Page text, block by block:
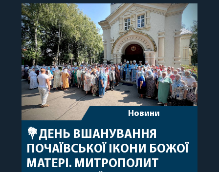
побажавши йому міцного здоров’я, Божої
допомоги, миру, духовної радості та
благословенних успіхів у подальшому
архіпастирському служінні. […]
Новини
💐ДЕНЬ ВШАНУВАННЯ
ПОЧАЇВСЬКОЇ ІКОНИ БОЖОЇ
МАТЕРІ. МИТРОПОЛИТ